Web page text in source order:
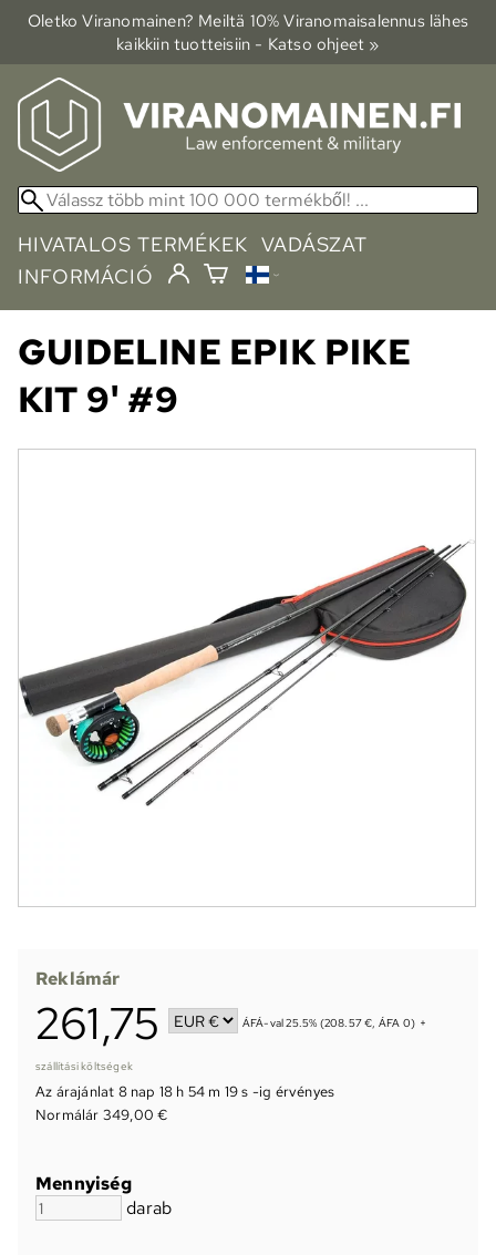
Oletko Viranomainen? Meiltä 10% Viranomais­alennus lähes
kaikkiin tuotteisiin - Katso ohjeet »
HIVATALOS TERMÉKEK VADÁSZAT
INFORMÁCIÓ
GUIDELINE EPIK PIKE
KIT 9' #9
Reklámár
261,75 ÁFÁ-val 25.5% (208.57 €, ÁFA 0) +
szállítási költségek
Az árajánlat 8 nap 18 h 54 m 19 s -ig érvényes
Normálár 349,00 €
Mennyiség
darab